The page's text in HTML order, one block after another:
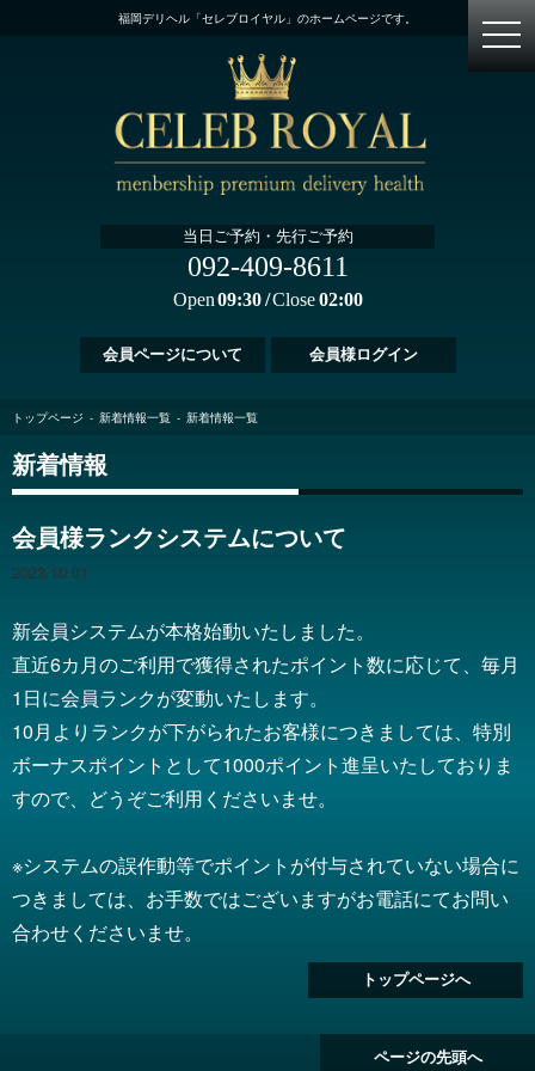
福岡デリヘル「セレブロイヤル」のホームページです。
当日ご予約・先行ご予約
092-409-8611
Open09:30 Close02:00
会員ページについて 会員様ログイン
トップページ 新着情報一覧 新着情報一覧
新着情報
会員様ランクシステムについて
2023.10.01
新会員システムが本格始動いたしました。
直近6カ月のご利用で獲得されたポイント数に応じて、毎月
1日に会員ランクが変動いたします。
10月よりランクが下がられたお客様につきましては、特別
ボーナスポイントとして1000ポイント進呈いたしておりま
すので、どうぞご利用くださいませ。
※システムの誤作動等でポイントが付与されていない場合に
つきましては、お手数ではございますがお電話にてお問い
合わせくださいませ。
トップページへ
ページの先頭へ